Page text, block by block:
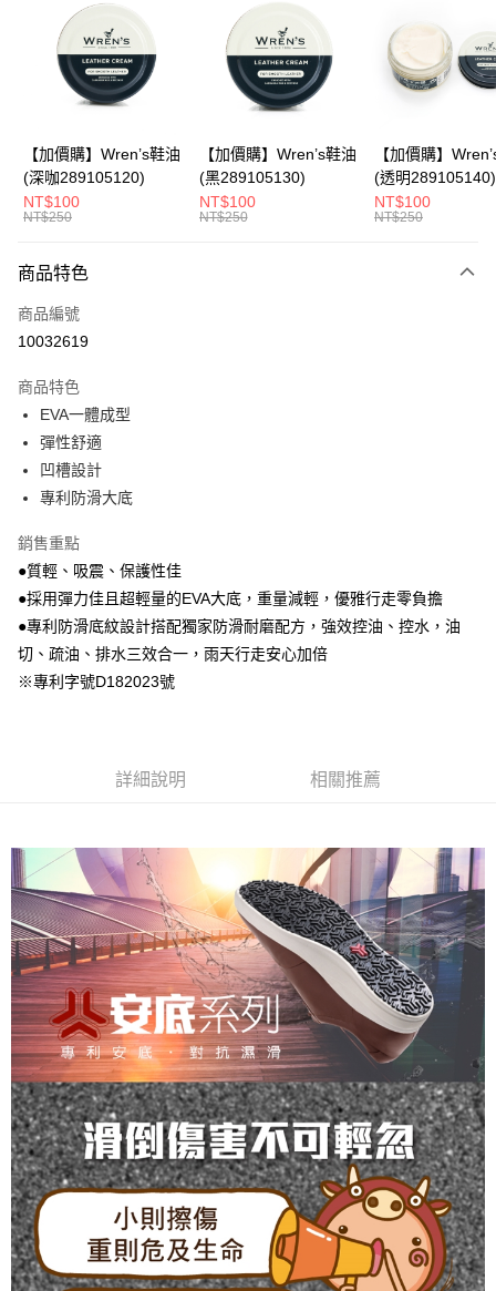
Apple Pay
悠遊付
Google Pay
全盈+PAY
ATM付款
宅配
每筆NT$80，滿NT$990(含以上)免運費
付款後門市自取
每筆NT$80，滿NT$699(含以上)免運費
【加價購】Wren’s鞋油
(深咖289105120)
NT$100
NT$250
【加價購】Wren’s鞋油
(黑289105130)
NT$100
NT$250
【加價購】
(透明289105140)
NT$100
NT$250
商品特色
商品編號
10032619
商品特色
EVA一體成型
彈性舒適
凹槽設計
專利防滑大底
銷售重點
●質輕、吸震、保護性佳
●採用彈力佳且超輕量的EVA大底，重量減輕，優雅行走零負擔
●專利防滑底紋設計搭配獨家防滑耐磨配方，強效控油、控水，油
切、疏油、排水三效合一，雨天行走安心加倍
※專利字號D182023號
詳細說明 相關推薦